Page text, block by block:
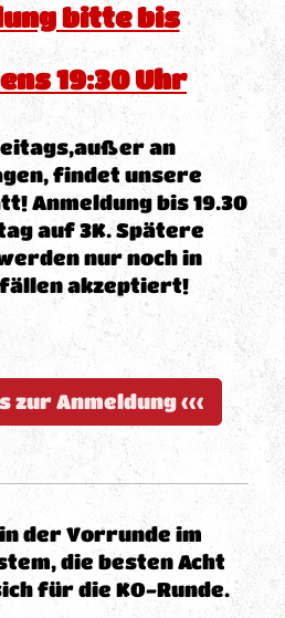
bitte bis
19:30 Uhr
an
findet unsere
Anmeldung bis 19.30
auf 3K. Spätere
nur noch in
akzeptiert!
zur Anmeldung <<<
der Vorrunde im
die besten Acht
für die KO-Runde.